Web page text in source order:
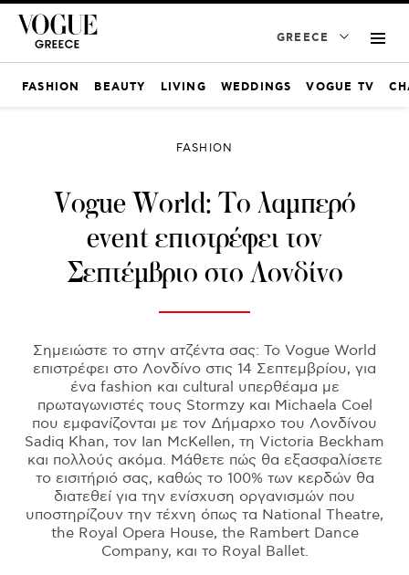
GREECE
FASHION BEAUTY LIVING WEDDINGS VOGUE TV
FASHION
Vogue World: Το λαμπερό
event επιστρέφει τον
Σεπτέμβριο στο Λονδίνο
Σημειώστε το στην ατζέντα σας: Το Vogue World
επιστρέφει στο Λονδίνο στις 14 Σεπτεμβρίου, για
ένα fashion και cultural υπερθέαμα με
πρωταγωνιστές τους Stormzy και Michaela Coel
που εμφανίζονται με τον Δήμαρχο του Λονδίνου
Sadiq Khan, τον Ian McKellen, τη Victoria Beckham
και πολλούς ακόμα. Μάθετε πώς θα εξασφαλίσετε
το εισιτήριό σας, καθώς το 100% των κερδών θα
διατεθεί για την ενίσχυση οργανισμών που
υποστηρίζουν την τέχνη όπως τα National Theatre,
the Royal Opera House, the Rambert Dance
Company, και το Royal Ballet.